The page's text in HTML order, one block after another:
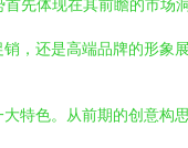
首先体现在其前瞻的市
，还是高端品牌的形象
特色。从前期的创意构